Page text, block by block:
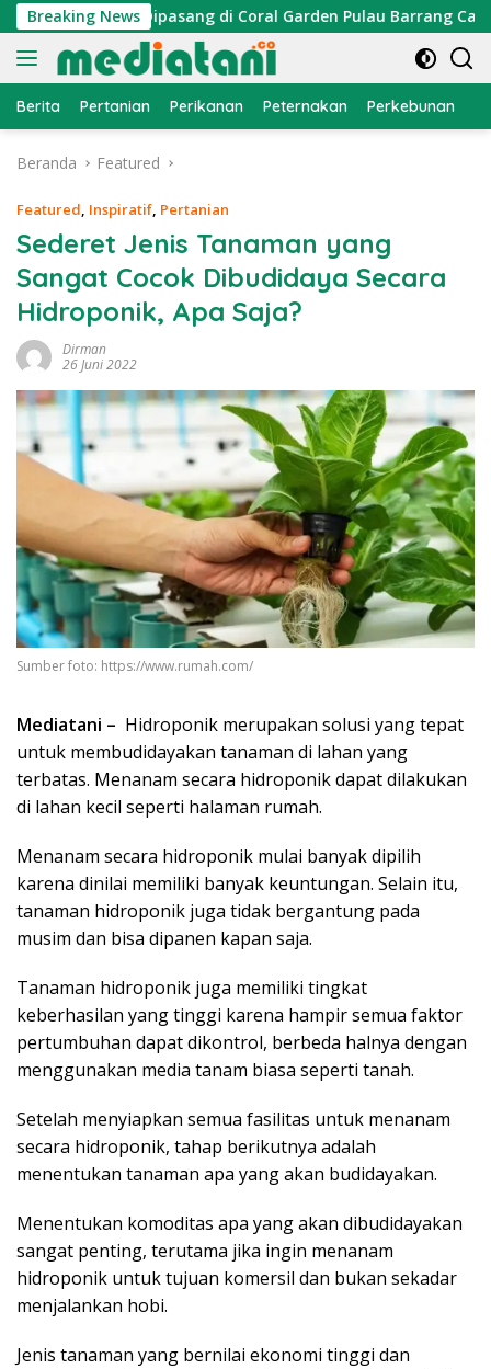
Langsung
ke
konten
Breaking News
Dipasang di Coral Garden Pulau Barrang Caddi
Berita Pertanian Perikanan Peternakan Perkebunan
Beranda Featured
Featured, Inspiratif, Pertanian
Sederet Jenis Tanaman yang
Sangat Cocok Dibudidaya Secara
Hidroponik, Apa Saja?
Dirman
26 Juni 2022
Sumber foto: https://www.rumah.com/
Mediatani – Hidroponik merupakan solusi yang tepat
untuk membudidayakan tanaman di lahan yang
terbatas. Menanam secara hidroponik dapat dilakukan
di lahan kecil seperti halaman rumah.
Menanam secara hidroponik mulai banyak dipilih
karena dinilai memiliki banyak keuntungan. Selain itu,
tanaman hidroponik juga tidak bergantung pada
musim dan bisa dipanen kapan saja.
Tanaman hidroponik juga memiliki tingkat
keberhasilan yang tinggi karena hampir semua faktor
pertumbuhan dapat dikontrol, berbeda halnya dengan
menggunakan media tanam biasa seperti tanah.
Setelah menyiapkan semua fasilitas untuk menanam
secara hidroponik, tahap berikutnya adalah
menentukan tanaman apa yang akan budidayakan.
Menentukan komoditas apa yang akan dibudidayakan
sangat penting, terutama jika ingin menanam
hidroponik untuk tujuan komersil dan bukan sekadar
menjalankan hobi.
Jenis tanaman yang bernilai ekonomi tinggi dan